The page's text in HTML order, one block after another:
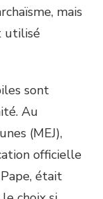
mais
utilisé
sont
Au
(MEJ),
officielle
était